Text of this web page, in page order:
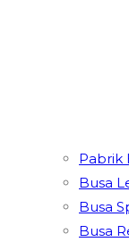
Pabrik
Busa
Busa
Busa